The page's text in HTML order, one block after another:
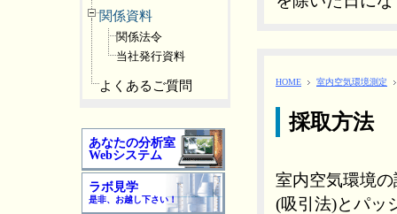
関係資料
関係法令
当社発行資料
よくあるご質問
あなたの分析室
Webシステム
ラボ見学
是非、お越し下さい！
HOME 室内空気環境測定
採取方法
室内空気環境
(吸引法)とパッ